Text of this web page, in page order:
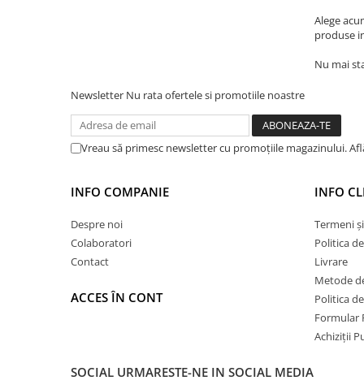
și Tratat Suprafețe
Tehnici Decorative
Tapet Fibră de Sticlă
Capace de Gard
Cărămidă Klinker
Sobe și Șeminee
Coșuri și Tubulatură Evacuare
Accesorii Ventilație
Zugrăveli și Vopsitorii
Alege
produse
Nu mai
Newsletter Nu rata ofertele si promotiile noastre
Vreau să primesc newsletter cu promoțiile magazinului.
INFO COMPANIE
Despre noi
Colaboratori
Contact
ACCES ÎN CONT
INFO
Termeni
Politica
Livrare
Metode
Politica
Formular
Achiziții
SOCIAL URMARESTE-NE IN SOCIAL MEDIA